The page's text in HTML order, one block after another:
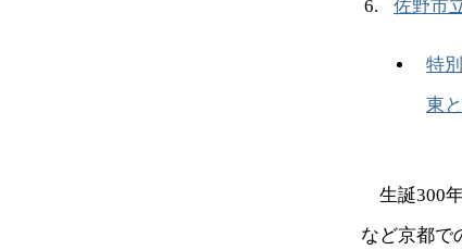
佐野市
特
東
生誕300
など京都で